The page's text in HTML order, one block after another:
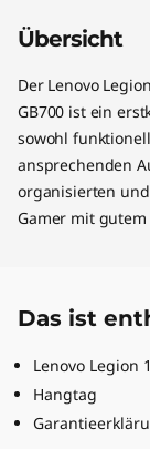
Übersicht
Der Lenovo
GB700 ist ein
sowohl
ansprechenden
organisierten
Gamer mit
Das ist
Lenovo Legion
Hangtag